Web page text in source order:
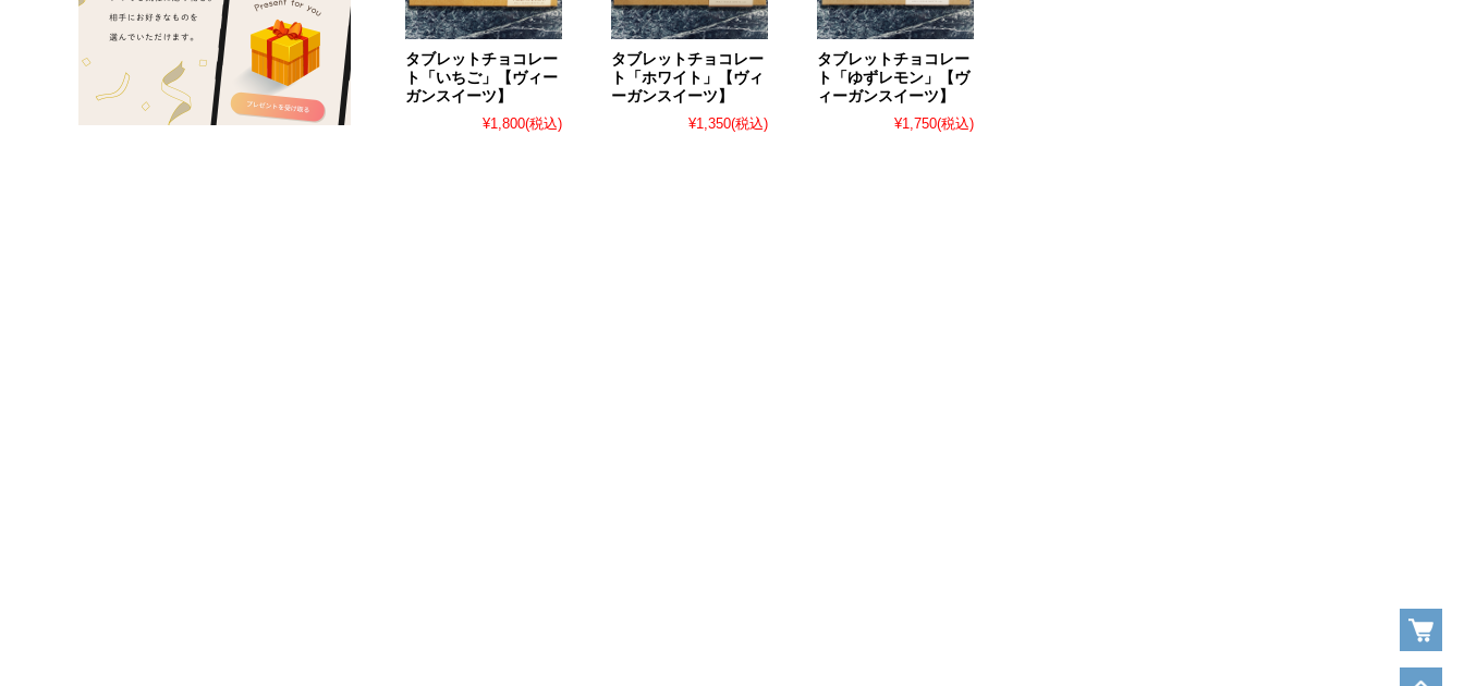
タブレットチョコレー
ト「いちご」【ヴィー
ガンスイーツ】
¥1,800(税込)
タブレットチョコレー
ト「ホワイト」【ヴィ
ーガンスイーツ】
¥1,350(税込)
タブレットチョコレー
ト「ゆずレモン」【ヴ
ィーガンスイーツ】
¥1,750(税込)